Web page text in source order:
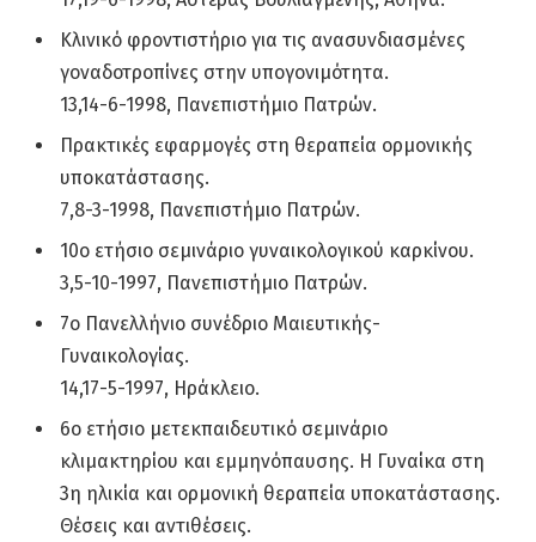
Κλινικό φροντιστήριο για τις ανασυνδιασμένες
γοναδοτροπίνες στην υπογονιμότητα.
13,14-6-1998, Πανεπιστήμιο Πατρών.
Πρακτικές εφαρμογές στη θεραπεία ορμονικής
υποκατάστασης.
7,8-3-1998, Πανεπιστήμιο Πατρών.
10ο ετήσιο σεμινάριο γυναικολογικού καρκίνου.
3,5-10-1997, Πανεπιστήμιο Πατρών.
7ο Πανελλήνιο συνέδριο Μαιευτικής-
Γυναικολογίας.
14,17-5-1997, Ηράκλειο.
6ο ετήσιο μετεκπαιδευτικό σεμινάριο
κλιμακτηρίου και εμμηνόπαυσης. Η Γυναίκα στη
3η ηλικία και ορμονική θεραπεία υποκατάστασης.
Θέσεις και αντιθέσεις.